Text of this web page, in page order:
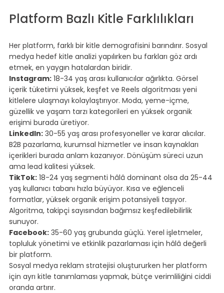
Platform Bazlı Kitle Farklılıkları
Her platform, farklı bir kitle demografisini barındırır. Sosyal
medya hedef kitle analizi yapılırken bu farkları göz ardı
etmek, en yaygın hatalardan biridir.
Instagram: 18-34 yaş arası kullanıcılar ağırlıkta. Görsel
içerik tüketimi yüksek, keşfet ve Reels algoritması yeni
kitlelere ulaşmayı kolaylaştırıyor. Moda, yeme-içme,
güzellik ve yaşam tarzı kategorileri en yüksek organik
erişimi burada üretiyor.
LinkedIn: 30-55 yaş arası profesyoneller ve karar alıcılar.
B2B pazarlama, kurumsal hizmetler ve insan kaynakları
içerikleri burada anlam kazanıyor. Dönüşüm süreci uzun
ama lead kalitesi yüksek.
TikTok: 18-24 yaş segmenti hâlâ dominant olsa da 25-44
yaş kullanıcı tabanı hızla büyüyor. Kısa ve eğlenceli
formatlar, yüksek organik erişim potansiyeli taşıyor.
Algoritma, takipçi sayısından bağımsız keşfedilebilirlik
sunuyor.
Facebook: 35-60 yaş grubunda güçlü. Yerel işletmeler,
topluluk yönetimi ve etkinlik pazarlaması için hâlâ değerli
bir platform.
Sosyal medya reklam stratejisi oluştururken her platform
için ayrı kitle tanımlaması yapmak, bütçe verimliliğini ciddi
oranda artırır.